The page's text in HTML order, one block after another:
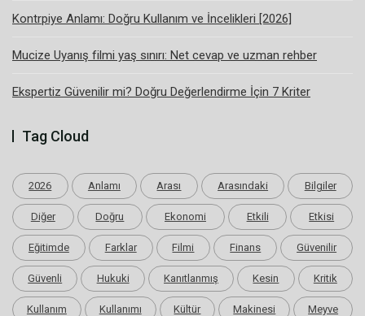
Kontrpiye Anlamı: Doğru Kullanım ve İncelikleri [2026]
Mucize Uyanış filmi yaş sınırı: Net cevap ve uzman rehber
Ekspertiz Güvenilir mi? Doğru Değerlendirme İçin 7 Kriter
Tag Cloud
2026 Anlamı Arası Arasındaki Bilgiler
Diğer Doğru Ekonomi Etkili Etkisi
Eğitimde Farklar Filmi Finans Güvenilir
Güvenli Hukuki Kanıtlanmış Kesin Kritik
Kullanım Kullanımı Kültür Makinesi Meyve